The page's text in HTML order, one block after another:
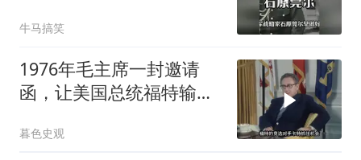
牛马搞笑
1976年毛主席一封邀请
函，让美国总统福特输掉
暮色史观